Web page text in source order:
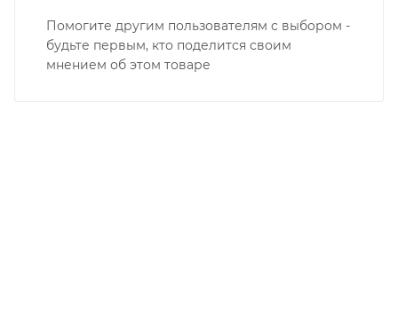
Помогите другим пользователям с выбором -
будьте первым, кто поделится своим
мнением об этом товаре